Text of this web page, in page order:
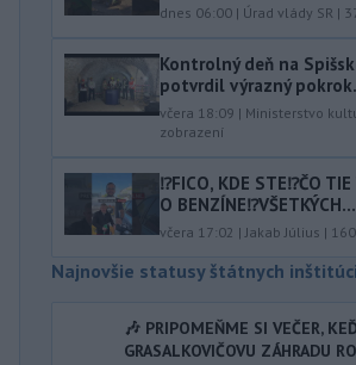
dnes 06:00 | Úrad vlády SR |
Kontrolný deň na
potvrdil výrazný
včera 18:09 | Ministerstvo
zobrazení
⁉️FICO, KDE STE⁉️ČO TIE
O BENZÍNE⁉️VŠETKÝCH...
včera 17:02 |Jakab Július |
Najnovšie statusy štátnych
🎶 PRIPOMEŇME SI VEČER,
GRASALKOVIČOVU ZÁHRADU